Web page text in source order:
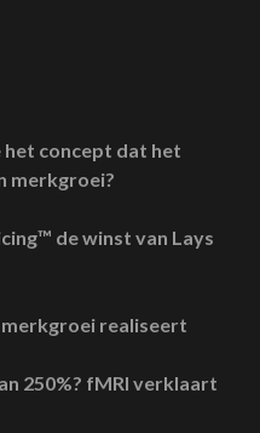
het concept dat het
merkgroei?
de winst van Lays
realiseert
250%? fMRI verklaart